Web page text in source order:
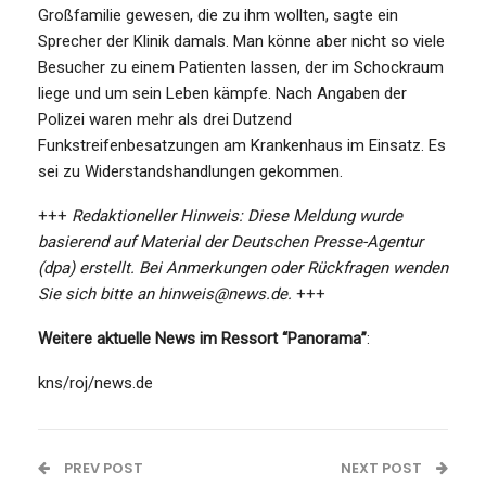
Großfamilie gewesen, die zu ihm wollten, sagte ein
Sprecher der Klinik damals. Man könne aber nicht so viele
Besucher zu einem Patienten lassen, der im Schockraum
liege und um sein Leben kämpfe. Nach Angaben der
Polizei waren mehr als drei Dutzend
Funkstreifenbesatzungen am Krankenhaus im Einsatz. Es
sei zu Widerstandshandlungen gekommen.
+++ Redaktioneller Hinweis: Diese Meldung wurde
basierend auf Material der Deutschen Presse-Agentur
(dpa) erstellt. Bei Anmerkungen oder Rückfragen wenden
Sie sich bitte an hinweis@news.de. +++
Weitere aktuelle News im Ressort “Panorama”:
kns/roj/news.de
PREV POST NEXT POST